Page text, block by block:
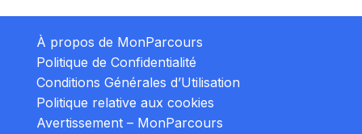
À propos de MonParcours
Politique de Confidentialité
Conditions Générales d’Utilisation
Politique relative aux cookies
Avertissement – MonParcours